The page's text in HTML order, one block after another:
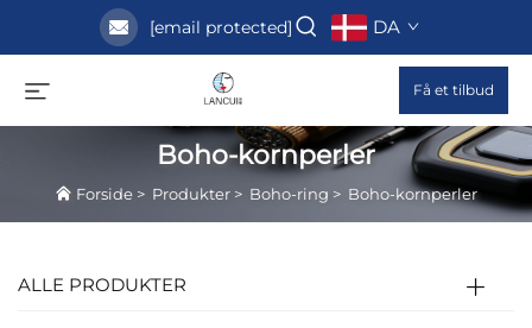
[email protected] DA
Få et tilbud
Boho-kornperler
Forside > Produkter > Boho-ring > Boho-kornperler
ALLE PRODUKTER